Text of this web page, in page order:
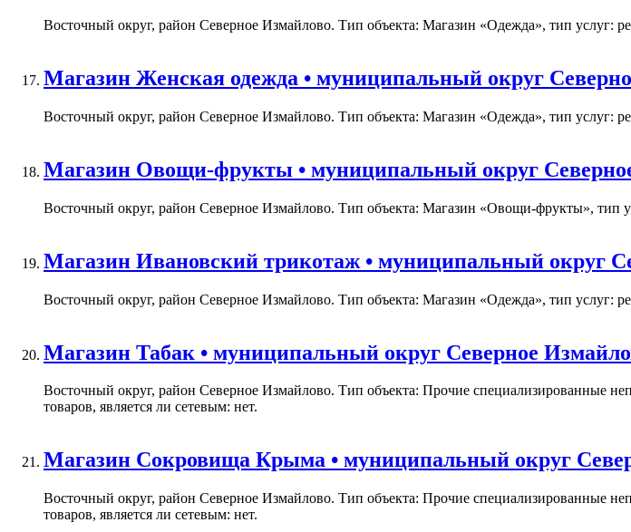
Восточный округ, район Северное Измайлово. Тип объекта: Магазин «Одежда», тип услуг:
Магазин Женская одежда • муниципальный округ
Восточный округ, район Северное Измайлово. Тип объекта: Магазин «Одежда», тип услуг:
Магазин Овощи-фрукты • муниципальный округ
Восточный округ, район Северное Измайлово. Тип объекта: Магазин «Овощи-фрукты», тип
Магазин Ивановский трикотаж • муниципальный округ
Восточный округ, район Северное Измайлово. Тип объекта: Магазин «Одежда», тип услуг:
Магазин Табак • муниципальный округ Северное
Восточный округ, район Северное Измайлово. Тип объекта: Прочие специализированные
товаров, является ли сетевым: нет.
Магазин Сокровища Крыма • муниципальный округ
Восточный округ, район Северное Измайлово. Тип объекта: Прочие специализированные
товаров, является ли сетевым: нет.